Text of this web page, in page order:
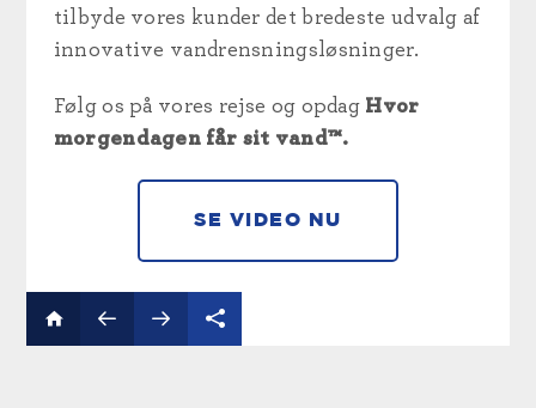
tilbyde vores kunder det bredeste udvalg af
innovative vandrensningsløsninger.
Følg os på vores rejse og opdag Hvor
morgendagen får sit vand™.
SE VIDEO NU